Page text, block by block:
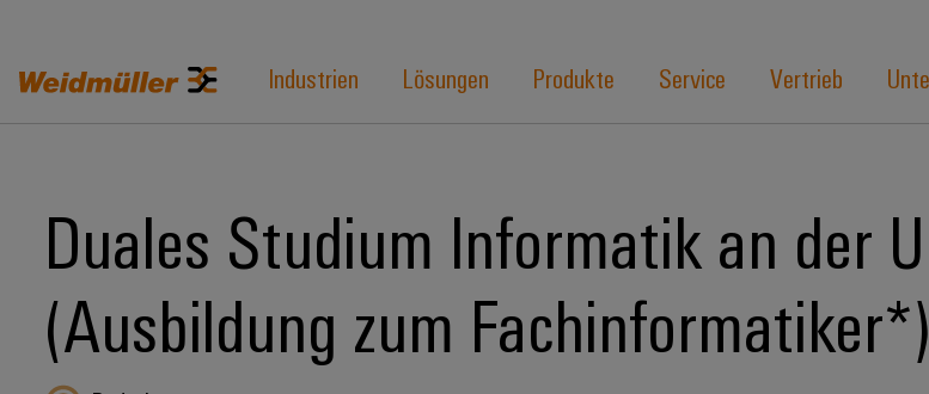
Industrien Lösungen Produkte Service Vertrieb
Duales Studium Informatik an der
(Ausbildung zum